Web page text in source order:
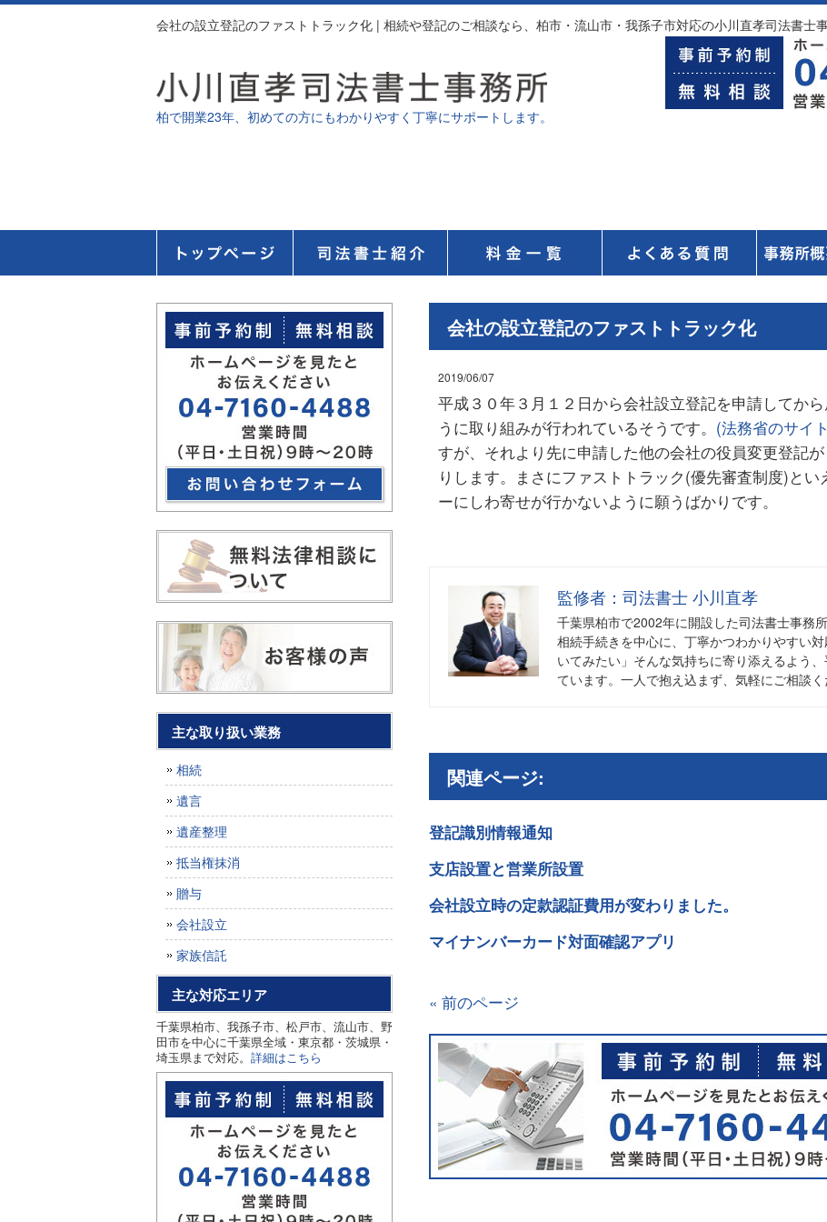
会社の設立登記のファストトラック化 | 相続や登記のご相談なら、柏市・流山市・我孫子市対応の小川直孝司法書士事
柏で開業23年、初めての方にもわかりやすく丁寧にサポートします。
会社の設立登記のファストトラック化
2019/06/07
平成３０年３月１２日から会社設立登記を申請してか
うに取り組みが行われているそうです。 (法務省のサイ
すが、それより先に申請した他の会社の役員変更登記
りします。まさにファストトラック(優先審査制度)と
ーにしわ寄せが行かないように願うばかりです。
監修者：司法書士 小川直孝
千葉県柏市で2002年に開設した司法書士事務
相続手続きを中心に、丁寧かつわかりやすい
いてみたい」そんな気持ちに寄り添えるよう
ています。一人で抱え込まず、気軽にご相談く
関連ページ:
登記識別情報通知
支店設置と営業所設置
会社設立時の定款認証費用が変わりました。
マイナンバーカード対面確認アプリ
« 前のページ
主な取り扱い業務
相続
遺言
遺産整理
抵当権抹消
贈与
会社設立
家族信託
主な対応エリア
千葉県柏市、我孫子市、松戸市、流山市、野
田市を中心に千葉県全域・東京都・茨城県・
埼玉県まで対応。 詳細はこちら